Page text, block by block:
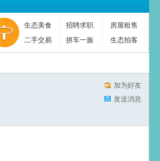
搜索
生态美食 招聘求职
房屋租售
二手交易
拼车一族 生态拍客
加为好友
发送消息